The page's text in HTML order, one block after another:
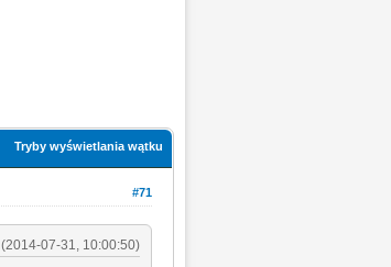
Tryby wyświetlania wątku
#71
(2014-07-31, 10:00:50)